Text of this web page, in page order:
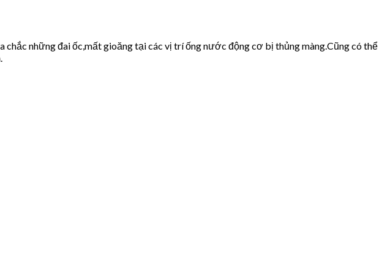
những đai ốc,mất gioăng tại các vị trí ống nước động cơ bị thủng màng.Cũng có thể